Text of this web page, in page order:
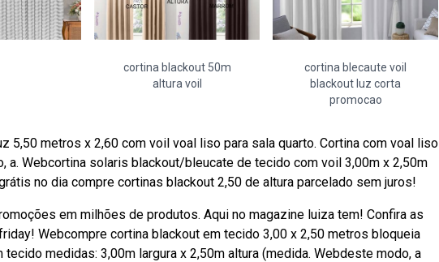
cortina blackout 50m
altura voil
cortina blecaute voil
blackout luz corta
promocao
5,50 metros x 2,60 com voil voal liso para sala quarto. Cortina com voal liso
a. Webcortina solaris blackout/bleucate de tecido com voil 3,00m x 2,50m
no dia compre cortinas blackout 2,50 de altura parcelado sem juros!
em milhões de produtos. Aqui no magazine luiza tem! Confira as
Webcompre cortina blackout em tecido 3,00 x 2,50 metros bloqueia
medidas: 3,00m largura x 2,50m altura (medida. Webdeste modo, a